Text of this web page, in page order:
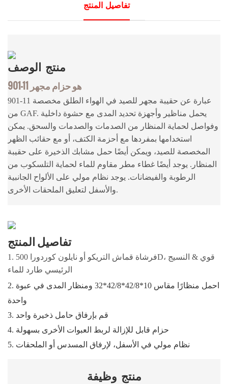
تفاصيل المنتج
منتج الوصف
901-11 عبارة عن حقيبة مجهر للصيد في الهواء الطلق مخصصة
من GAF. يحمل مناظير وأجهزة تحديد المدى مع حشوة داخلية
وفواصل لحماية المنظار من الصدمات والصدمات والسحق. يمكن
استخدامها بمفردها مع أحزمة الكتف، أو مع حقائب الظهر
المخصصة للصيد، ويمكن أيضًا حمل مشابك الذخيرة على حقيبة
المنظار. يوجد أيضًا غطاء مطر مقاوم للماء لحماية التلسكوب من
الرطوبة والفيضانات. يوجد نظام مولي على الألواح الجانبية
والأسفل لتعليق الملحقات الأخرى.
تفاصيل المنتج
1. فرشاة قماش التريكو أو نايلون كوردورا 500D، قوي & النسيج
الرئيسي طارد للماء
2. احمل منظارًا مقاس 10*42/8*42/8*32 ومنظار المدى في عبوة
واحدة
3. قم بإرفاق حامل ذخيرة واحد
4. حزام قابل للإزالة لربط العبوات الأخرى بسهولة
5. نظام مولي في الأسفل، لإرفاق المسدس أو الملحقات
منتج وظيفة